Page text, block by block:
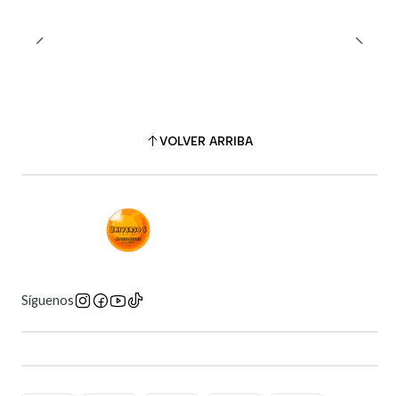
VOLVER ARRIBA
Síguenos